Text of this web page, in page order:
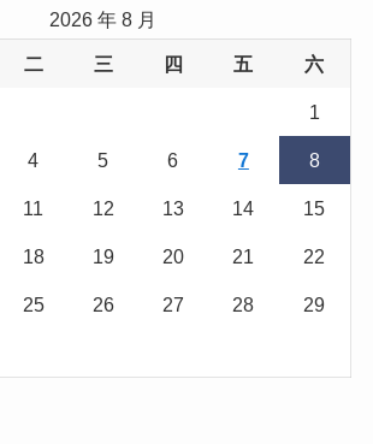
2026 年 8 月
二 三 四 五 六
1
4 5 6 7 8
11 12 13 14 15
18 19 20 21 22
25 26 27 28 29